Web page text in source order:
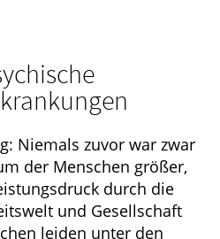
Niemals zuvor war zwar
der Menschen größer,
durch die
und Gesellschaft
leiden unter den